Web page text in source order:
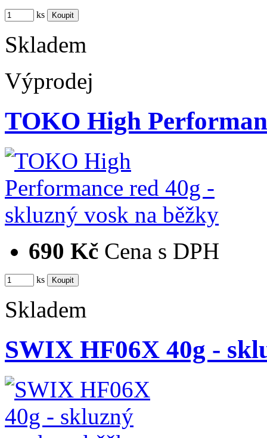
ks
Skladem
Výprodej
TOKO High
690 Kč Cena s DPH
ks
Skladem
SWIX HF06X 40g -